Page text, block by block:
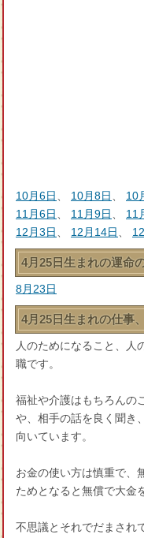
10月6日、 10月8日、 10
11月6日、 11月9日、 11
12月3日、 12月14日、
4月25日生まれの運命
8月23日
4月25日生まれの仕事
人のためになること、人
職です。
福祉や介護はもちろんの
や、相手の話を良く聞き
向いています。
お金の使い方は慎重で、
ためとなると無償で大金
不思議とそれでだまされ